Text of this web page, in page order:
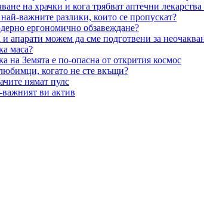
на храчки и кога трябват аптечни
важните разлики, които се пропускат?
ергономично обзавеждане?
апарати можем да сме подготвени за
маса?
на Земята е по-опасна от открития космос
когато не сте вкъщи?
нямат пулс
ви актив